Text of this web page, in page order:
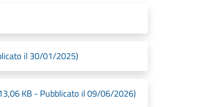
il 30/01/2025)
KB - Pubblicato il 09/06/2026)